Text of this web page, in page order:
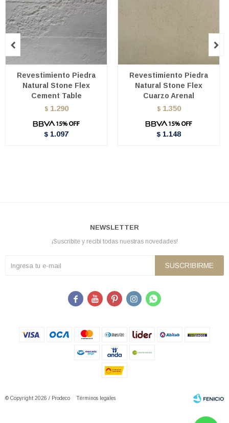
Revestimiento Piedra
Natural Stone Flex
Cement Table
$ 1.290
$ 1.097
Revestimiento Piedra
Natural Stone Flex
Cuarzo Arenal
$ 1.350
$ 1.148
 
NEWSLETTER
¡Suscribite y recibí todas nuestras novedades!
SUSCRIBIRME
    
© Copyright 2026 / Prodeco Términos legales